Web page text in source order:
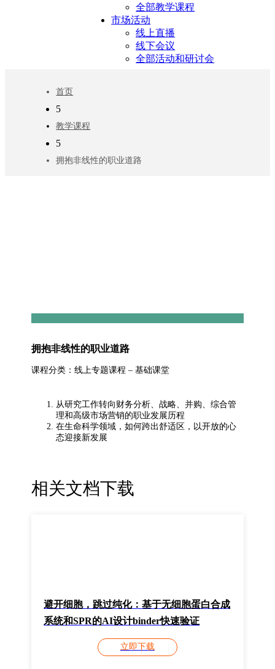
全部教学课程
市场活动
线上直播
线下会议
全部活动和研讨会
首页
5
教学课程
5
拥抱非线性的职业道路
拥抱非线性的职业道路
课程分类：线上专题课程 – 基础课堂
从研究工作转向财务分析、战略、并购、综合管
理和高级市场营销的职业发展历程
在生命科学领域，如何跨出舒适区，以开放的心
态迎接新发展
相关文档下载
避开细胞，跳过纯化：基于无细胞蛋白合成
系统和SPR的AI设计binder快速验证
立即下载